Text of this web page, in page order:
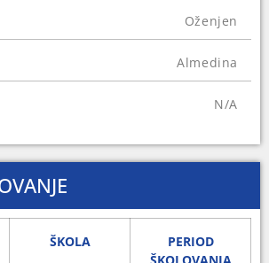
bude na rukovodećim pozicijama
je isključen iz članstva
partije BiH.
Oženjen
Almedina
N/A
ŠKOLA
PERIOD